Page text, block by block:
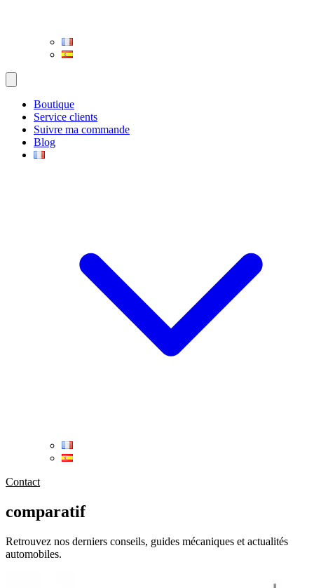
Boutique
Service clients
Suivre ma commande
Blog
Contact
comparatif
Retrouvez nos derniers conseils, guides mécaniques et actualités
automobiles.